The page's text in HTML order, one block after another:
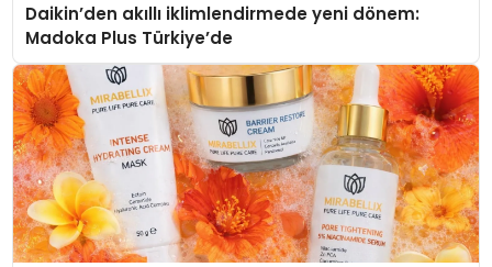
Daikin’den akıllı iklimlendirmede yeni dönem:
Madoka Plus Türkiye’de